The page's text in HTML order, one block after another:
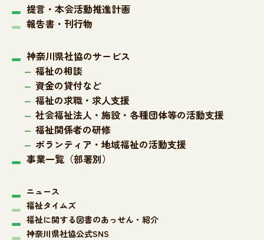
提言・本会活動推進計画
報告書・刊行物
神奈川県社協のサービス
福祉の相談
資金の貸付など
福祉の求職・求人支援
社会福祉法人・施設・各種団体等の活動支援
福祉関係者の研修
ボランティア・地域福祉の活動支援
事業一覧（部署別）
ニュース
福祉タイムズ
福祉に関する図書のあっせん・紹介
神奈川県社協公式SNS